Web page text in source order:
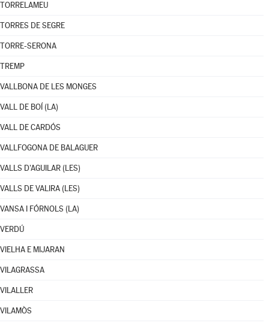
TORRELAMEU
TORRES DE SEGRE
TORRE-SERONA
TREMP
VALLBONA DE LES MONGES
VALL DE BOÍ (LA)
VALL DE CARDÓS
VALLFOGONA DE BALAGUER
VALLS D'AGUILAR (LES)
VALLS DE VALIRA (LES)
VANSA I FÓRNOLS (LA)
VERDÚ
VIELHA E MIJARAN
VILAGRASSA
VILALLER
VILAMÒS